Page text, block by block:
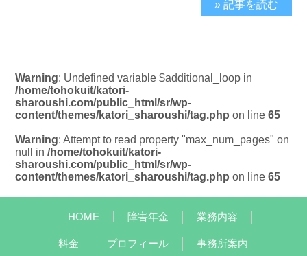
2020/1/5
» 記事を読む
Warning: Undefined variable $additional_loop in
/home/tohokuit/katori-
sharoushi.com/public_html/sr/wp-
content/themes/katori_sharoushi/tag.php on line65
Warning: Attempt to read property "max_num_pages" on
null in/home/tohokuit/katori-
sharoushi.com/public_html/sr/wp-
content/themes/katori_sharoushi/tag.php on line65
HOME 障害年金 業務内容
料金 プロフィール 事務所案内